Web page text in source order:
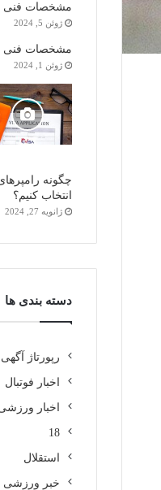
مشخصات فنی
ژوئن 5, 2024
مشخصات فنی
ژوئن 1, 2024
چگونه
انتخاب کنیم؟
ژانویه 27, 2024
دسته بندی ها
رپورتاژ آگهی
اخبار فوتبال
اخبار
18
استقلال
خبر ورزشی